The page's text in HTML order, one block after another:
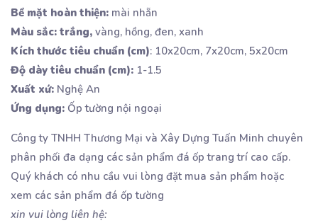
Bề mặt hoàn thiện: mài nhẵn
Màu sắc: trắng, vàng, hồng, đen, xanh
Kích thước tiêu chuẩn (cm): 10x20cm, 7x20cm, 5x20cm
Độ dày tiêu chuẩn (cm): 1-1.5
Xuất xứ: Nghệ An
Ứng dụng: Ốp tường nội ngoại
Công ty TNHH Thương Mại và Xây Dựng Tuấn Minh chuyên
phân phối đa dạng các sản phẩm đá ốp trang trí cao cấp.
Quý khách có nhu cầu vui lòng đặt mua sản phẩm hoặc
xem các sản phẩm đá ốp tường
xin vui lòng liên hệ: